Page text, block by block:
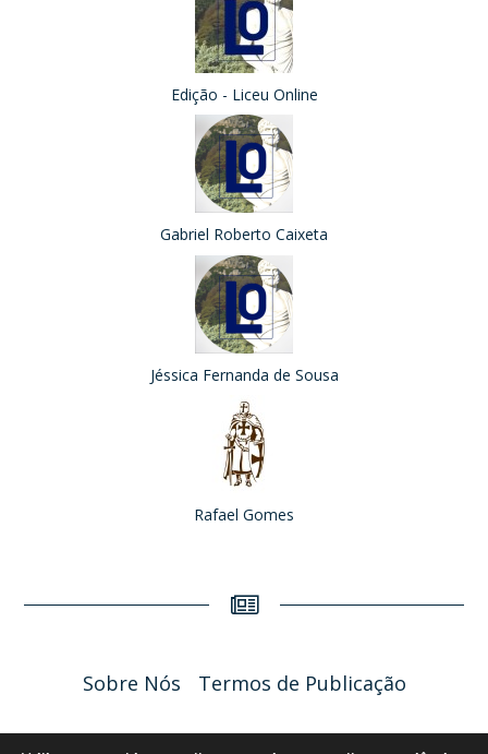
Edição - Liceu Online
Gabriel Roberto Caixeta
Jéssica Fernanda de Sousa
Rafael Gomes
Sobre Nós Termos de Publicação